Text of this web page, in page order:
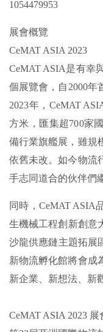
1054479953
展會概覽
CeMAT ASIA 2023
CeMAT ASIA是有幸
個展覽會，自2000年
2023年，CeMAT
方米，匯集超700家
備行業旗艦展，雖規
依舊未改。如今物流
手志同道合的伙伴們
同時，CeMAT
生機械工程創新創
沙龍供應鏈主題拓展
新物流孵化館將會成
新企業、新想法、新
CeMAT ASIA 2023 展